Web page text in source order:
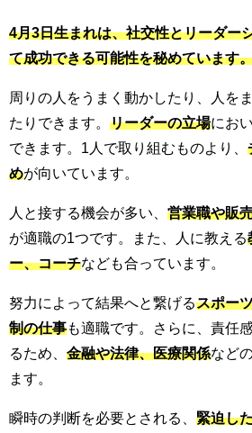
4月3日生まれは、社交性とリーダー
て成功できる可能性を秘めています
周りの人をうまく動かしたり、人を
たりできます。 リーダーの立場にお
できます。1人で取り組むものより、
めが向いています。
人と接する機会が多い、 営業職や販
が適職の1つです。また、人に教える
ー、コーチなども合っています。
努力によって結果へと繋げるスポー
制の仕事も適職です。さらに、責任
るため、 金融や法律、医療関係など
ます。
瞬時の判断を必要とされる、 緊迫し